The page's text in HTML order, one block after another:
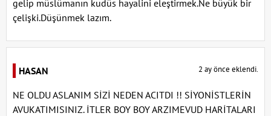
gelip müslümanın kudüs hayalini eleştirmek.Ne büyük bir
çelişki.Düşünmek lazım.
HASAN 2 ay önce eklendi.
NE OLDU ASLANIM SİZİ NEDEN ACITDI !! SİYONİSTLERİN
AVUKATIMISINIZ. İTLER BOY BOY ARZIMEVUD HARİTALARI